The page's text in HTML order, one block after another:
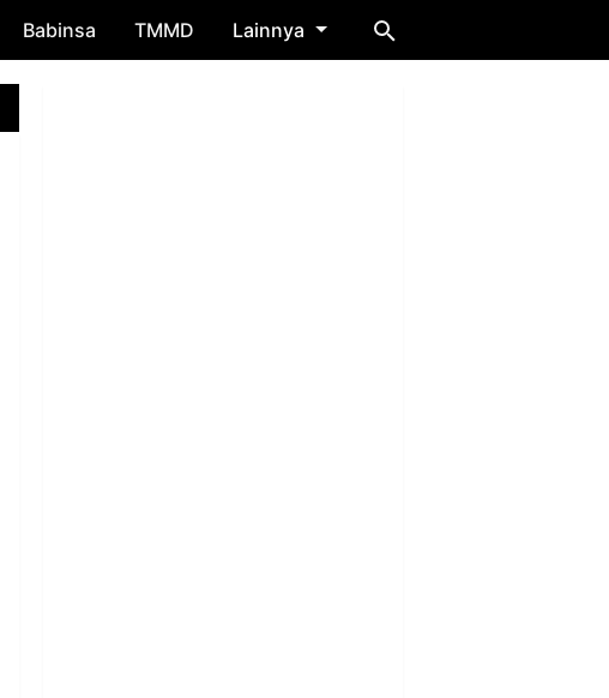
Babinsa TMMD Lainnya